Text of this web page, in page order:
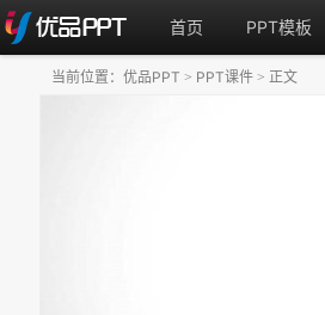
首页 PPT模板
当前位置： 优品PPT > PPT课件 > 正文